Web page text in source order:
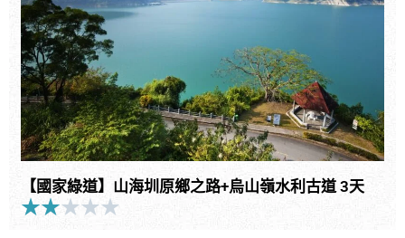
【國家綠道】山海圳原鄉之路+烏山嶺水利古道 3天
★★★★★